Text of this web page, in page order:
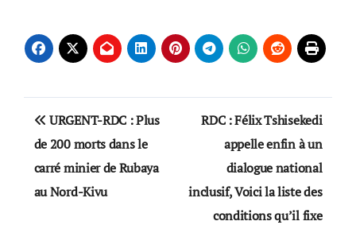
Post
navigation
URGENT-RDC : Plus
de 200 morts dans le
carré minier de Rubaya
au Nord-Kivu
RDC : Félix Tshisekedi
appelle enfin à un
dialogue national
inclusif, Voici la liste des
conditions qu’il fixe